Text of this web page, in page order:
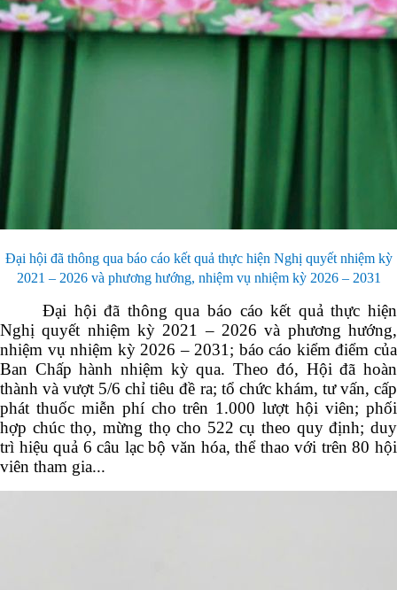
Đại hội đã thông qua báo cáo kết quả thực hiện Nghị quyết nhiệm kỳ
2021 – 2026 và phương hướng, nhiệm vụ nhiệm kỳ 2026 – 2031
Đại hội đã thông qua báo cáo kết quả thực hiện
Nghị quyết nhiệm kỳ 2021 – 2026 và phương hướng,
nhiệm vụ nhiệm kỳ 2026 – 2031; báo cáo kiểm điểm của
Ban Chấp hành nhiệm kỳ qua. Theo đó, Hội đã hoàn
thành và vượt 5/6 chỉ tiêu đề ra; tổ chức khám, tư vấn, cấp
phát thuốc miễn phí cho trên 1.000 lượt hội viên; phối
hợp chúc thọ, mừng thọ cho 522 cụ theo quy định; duy
trì hiệu quả 6 câu lạc bộ văn hóa, thể thao với trên 80 hội
viên tham gia...